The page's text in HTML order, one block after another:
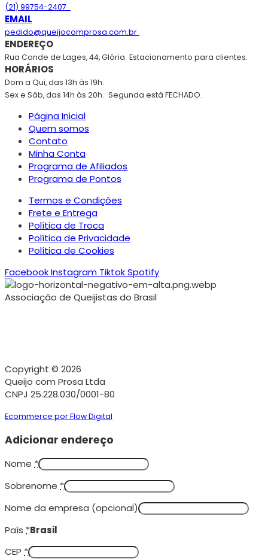
(21) 99754-2407
EMAIL
pedido@queijocomprosa.com.br
ENDEREÇO
Rua Conde de Lages, 44, Glória Estacionamento para clientes.
HORÁRIOS
Dom a Qui, das 13h às 19h.
Sex e Sáb, das 14h às 20h. Segunda está FECHADO.
Página Inicial
Quem somos
Contato
Minha Conta
Programa de Afiliados
Programa de Pontos
Termos e Condições
Frete e Entrega
Política de Troca
Política de Privacidade
Política de Cookies
FacebookInstagram TiktokSpotify
Associação de Queijistas do Brasil
Copyright © 2026
Queijo com Prosa Ltda
CNPJ 25.228.030/0001-80
Ecommerce por Flow Digital
Adicionar endereço
Nome *
Sobrenome *
Nome da empresa (opcional)
País *Brasil
CEP *